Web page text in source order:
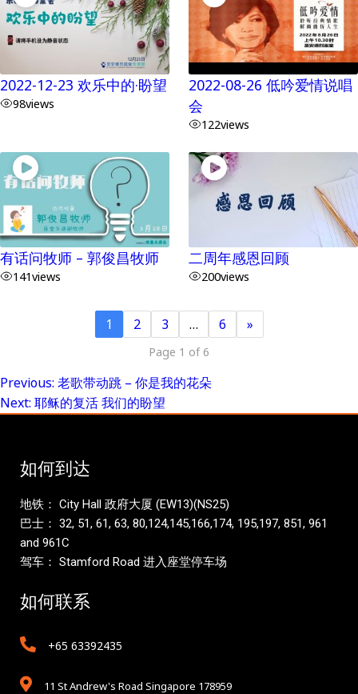
2022-12-23 欢乐中的·盼望
98views
2022-08-26 低吟爱情说唱
会
122views
有话问牧师 – 郭俊昌牧师
141views
二周年感恩回顾
200views
1 2 3 … 6 »
Page 1 of 6
Post
Previous: 老歌带动跳 – 你是我的花朵
Next: 耶稣的复活 我们的盼望
如何到达
地铁： City Hall 政府大厦 (EW13)(NS25)
巴士： 32, 51, 61, 63, 80,124,145,166,174, 195,197, 851, 961
and 961C
驾车： Stamford Road 进入座堂停车场
如何联系
+65 63392435
11 St Andrew's Road Singapore 178959